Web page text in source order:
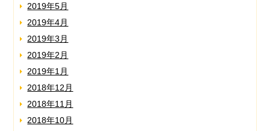
2019年5月
2019年4月
2019年3月
2019年2月
2019年1月
2018年12月
2018年11月
2018年10月